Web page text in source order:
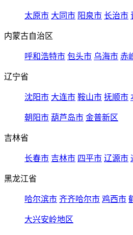
太原市 大同市 阳泉市 长治市
内蒙古自治区
呼和浩特市 包头市 乌海市 赤
辽宁省
沈阳市 大连市 鞍山市 抚顺市
朝阳市 葫芦岛市 金普新区
吉林省
长春市 吉林市 四平市 辽源市
黑龙江省
哈尔滨市 齐齐哈尔市 鸡西市
大兴安岭地区